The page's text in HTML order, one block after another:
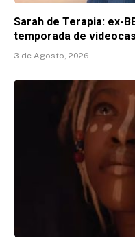
Sarah de Terapia: ex-
temporada de
3 de Agosto, 2026